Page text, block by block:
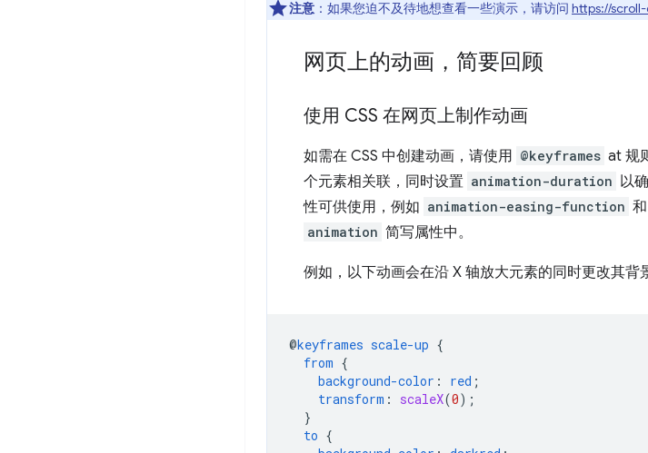
注意 ：如果您迫不及待地想查看一些演示，请访问 https://
网页上的动画，简要回顾
使用 CSS 在网页上制作动画
如需在 CSS 中创建动画，请使用 @keyframes at 规
个元素相关联，同时设置 animation-duration 以
性可供使用，例如 animation-easing-function 和
animation 简写属性中。
例如，以下动画会在沿 X 轴放大元素的同时更改其背
@keyframes scale-up {
from {
background-color : red ;
transform : scaleX(0);
}
to {